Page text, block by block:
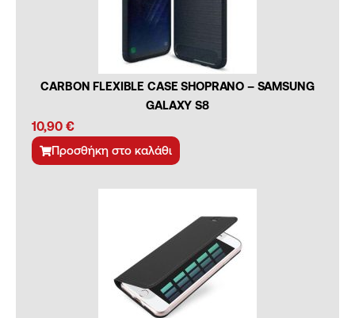
CARBON FLEXIBLE CASE SHOPRANO – SAMSUNG
GALAXY S8
10,90 €
Προσθήκη στο καλάθι